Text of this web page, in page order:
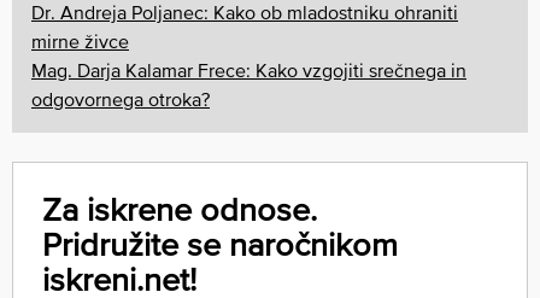
Dr. Andreja Poljanec: Kako ob mladostniku ohraniti
mirne živce
Mag. Darja Kalamar Frece: Kako vzgojiti srečnega in
odgovornega otroka?
Za iskrene odnose.
Pridružite se naročnikom
iskreni.net!